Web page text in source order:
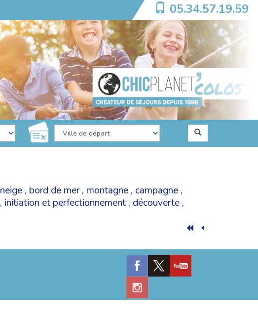
05.34.57.19.59
neige , bord de mer, montagne , campagne ,
, initiation et perfectionnement , découverte ,